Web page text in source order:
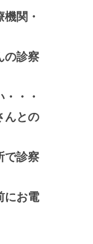
関・
の診察
・・
んとの
診察
にお電